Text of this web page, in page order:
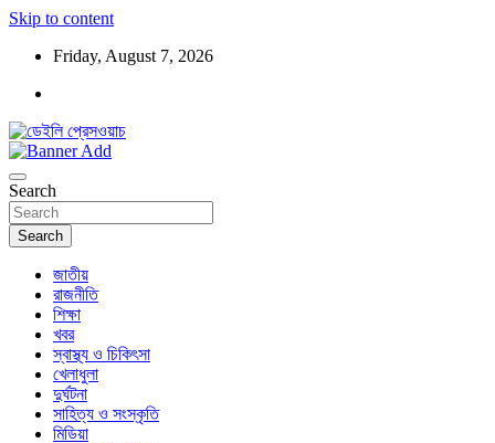
Skip to content
Friday, August 7, 2026
ডেইলি প্রেসওয়াচ
Search
Search
জাতীয়
রাজনীতি
শিক্ষা
খবর
স্বাস্থ্য ও চিকিৎসা
খেলাধুলা
দুর্ঘটনা
সাহিত্য ও সংস্কৃতি
মিডিয়া